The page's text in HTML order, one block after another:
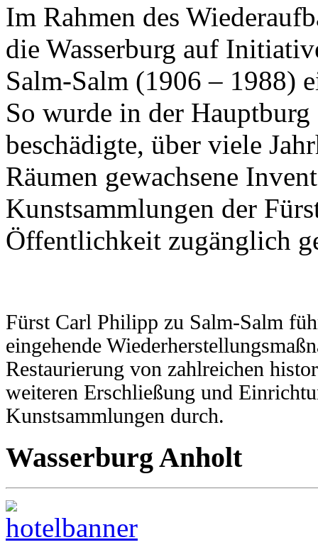
Im Rahmen des
die Wasserburg auf
Salm-Salm (1906 – 1988)
So wurde in der
beschädigte, über viele
Räumen gewachsene
Kunstsammlungen der
Öffentlichkeit zugänglich
Fürst Carl Philipp zu Salm-Salm
eingehende
Restaurierung von zahlreichen
weiteren Erschließung und
Kunstsammlungen durch.
Wasserburg Anholt